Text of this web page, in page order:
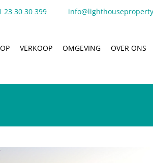
23 30 30 399
VERKOOP OMGEVING OVER ONS